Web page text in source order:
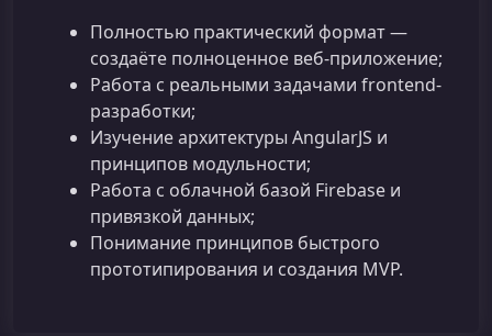
Полностью практический формат —
создаёте полноценное веб‑приложение;
Работа с реальными задачами frontend-
разработки;
Изучение архитектуры AngularJS и
принципов модульности;
Работа с облачной базой Firebase и
привязкой данных;
Понимание принципов быстрого
прототипирования и создания MVP.